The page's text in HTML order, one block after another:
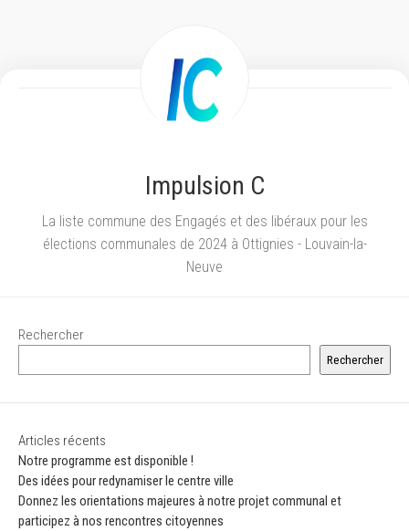
Impulsion C
La liste commune des Engagés et des libéraux pour les
élections communales de 2024 à Ottignies - Louvain-la-
Neuve
Rechercher
Rechercher
Articles récents
Notre programme est disponible !
Des idées pour redynamiser le centre ville
Donnez les orientations majeures à notre projet communal et
participez à nos rencontres citoyennes